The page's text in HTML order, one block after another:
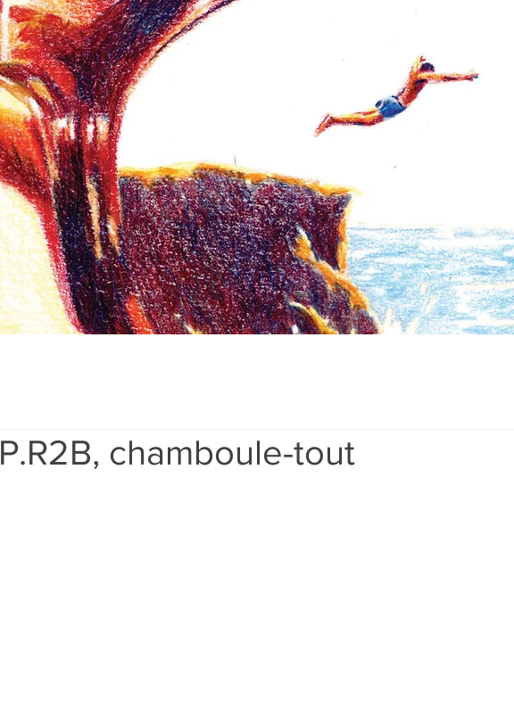
P.R2B, chamboule-tout